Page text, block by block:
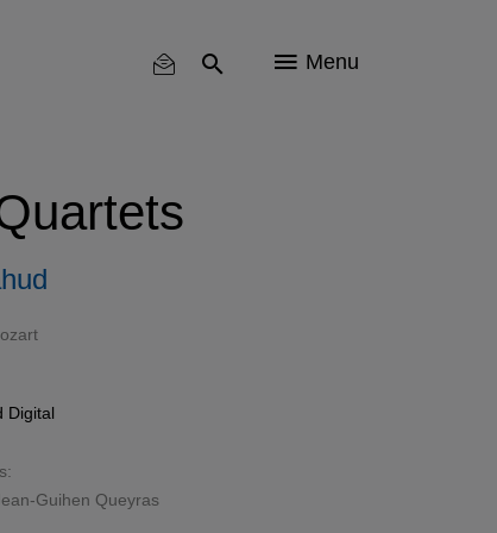
Menu
Digital
Guihen Queyras